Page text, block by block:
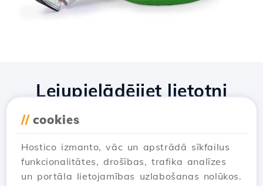
// cookies
Hostico izmanto, vāc un apstrādā sīkfailus
funkcionalitātes, drošības, trafika analīzes
un portāla lietojamības uzlabošanas nolūkos.
Lejupielādējiet lietotni